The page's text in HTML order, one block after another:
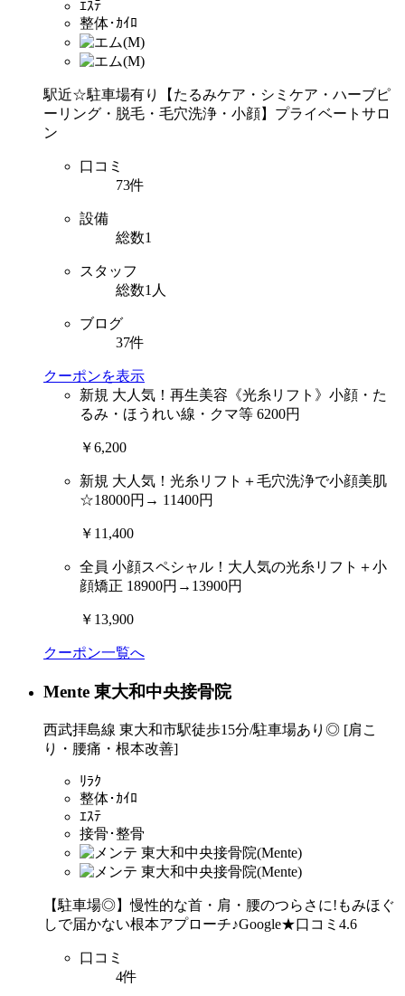
ｴｽﾃ
整体･ｶｲﾛ
駅近☆駐車場有り【たるみケア・シミケア・ハーブピ
ーリング・脱毛・毛穴洗浄・小顔】プライベートサロ
ン
口コミ
73件
設備
総数1
スタッフ
総数1人
ブログ
37件
クーポンを表示
新規 大人気！再生美容《光糸リフト》小顔・た
るみ・ほうれい線・クマ等 6200円
￥6,200
新規 大人気！光糸リフト＋毛穴洗浄で小顔美肌
☆18000円→ 11400円
￥11,400
全員 小顔スペシャル！大人気の光糸リフト＋小
顔矯正 18900円→13900円
￥13,900
クーポン一覧へ
Mente 東大和中央接骨院
西武拝島線 東大和市駅徒歩15分/駐車場あり◎ [肩こ
り・腰痛・根本改善]
ﾘﾗｸ
整体･ｶｲﾛ
ｴｽﾃ
接骨･整骨
【駐車場◎】慢性的な首・肩・腰のつらさに!もみほぐ
しで届かない根本アプローチ♪Google★口コミ4.6
口コミ
4件